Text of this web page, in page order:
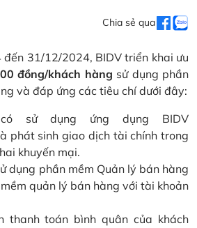
Chia sẻ qua
31/12/2024, BIDV triển khai ưu
đồng/khách hàng sử dụng phần
và đáp ứng các tiêu chí dưới đây:
sử dụng ứng dụng BIDV
phát sinh giao dịch tài chính trong
khuyến mại.
dụng phần mềm Quản lý bán hàng
quản lý bán hàng với tài khoản
thanh toán bình quân của khách